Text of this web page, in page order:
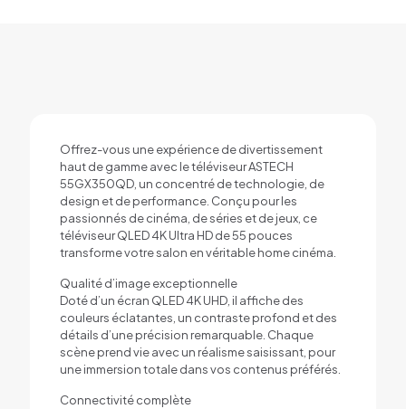
Offrez-vous une expérience de divertissement
haut de gamme avec le téléviseur ASTECH
55GX350QD, un concentré de technologie, de
design et de performance. Conçu pour les
passionnés de cinéma, de séries et de jeux, ce
téléviseur QLED 4K Ultra HD de 55 pouces
transforme votre salon en véritable home cinéma.
Qualité d’image exceptionnelle
Doté d’un écran QLED 4K UHD, il affiche des
couleurs éclatantes, un contraste profond et des
détails d’une précision remarquable. Chaque
scène prend vie avec un réalisme saisissant, pour
une immersion totale dans vos contenus préférés.
Connectivité complète